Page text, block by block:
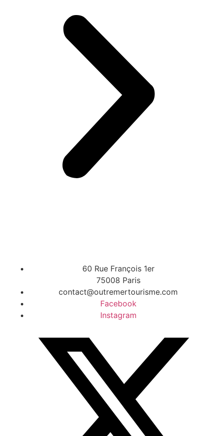
60 Rue François 1er
75008 Paris
contact@outremertourisme.com
Facebook
Instagram